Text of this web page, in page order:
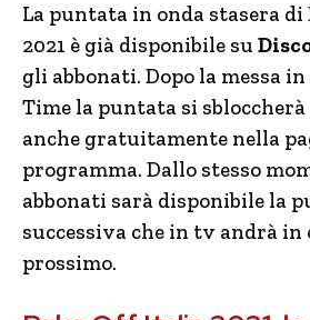
La puntata in onda stasera di
2021 è già disponibile su
gli abbonati. Dopo la messa in
Time la puntata si
anche gratuitamente nella
programma. Dallo stesso
abbonati sarà disponibile la
successiva che in tv andrà in
prossimo.